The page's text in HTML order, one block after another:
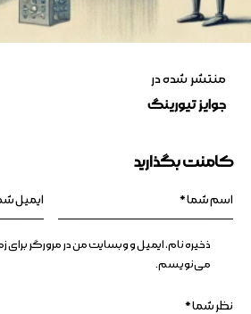
منتشر شده در
جوایز تیورینگ
کامنت بگذارید
ذخیره نام، ایمیل و وبسایت من در مرورگر
می‌نویسم.